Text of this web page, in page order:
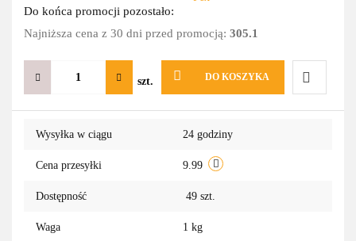
Do końca promocji pozostało:
Najniższa cena z 30 dni przed promocją: 305.1
szt. DO KOSZYKA
Do
Wysyłka w ciągu 24 godziny
Cena przesyłki 9.99
Dostępność 49 szt.
Waga 1 kg